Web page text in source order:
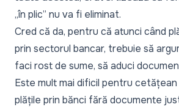
„în plic” nu va fi eliminat.
Cred că da, pentru că atunci când
prin sectorul bancar, trebuie să
faci rost de sume, să aduci
Este mult mai dificil pentru
plățile prin bănci fără documente